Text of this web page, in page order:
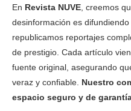
En Revista NUVE , creemos
desinformación es
republicamos reportajes
de prestigio. Cada artículo
fuente original, asegurando
veraz y confiable. Nuestro
espacio seguro y de